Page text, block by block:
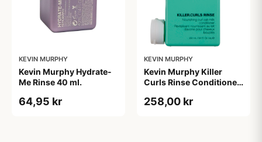
KEVIN MURPHY
Kevin Murphy Hydrate-
Me Rinse 40 ml.
64,95 kr
KEVIN MURPHY
Kevin Murphy Killer
Curls Rinse Conditioner
258,00 kr